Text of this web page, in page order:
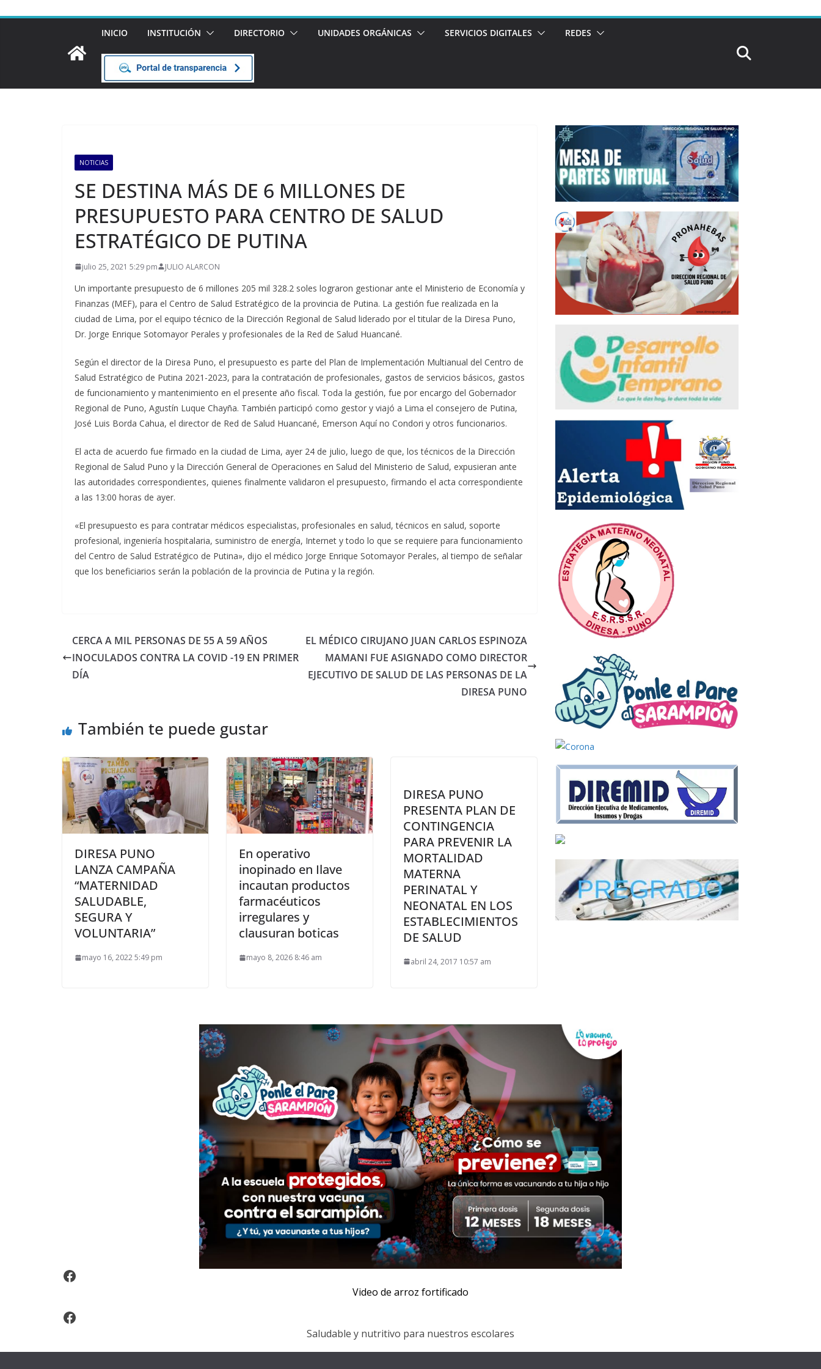
INICIO INSTITUCIÓN DIRECTORIO UNIDADES ORGÁNICAS SERVICIOS DIGITALES REDES
NOTICIAS
SE DESTINA MÁS DE 6 MILLONES DE
PRESUPUESTO PARA CENTRO DE SALUD
ESTRATÉGICO DE PUTINA
julio 25, 2021 5:29 pm JULIO ALARCON
Un importante presupuesto de 6 millones 205 mil 328.2 soles lograron gestionar ante el Ministerio de Economía y
Finanzas (MEF), para el Centro de Salud Estratégico de la provincia de Putina. La gestión fue realizada en la
ciudad de Lima, por el equipo técnico de la Dirección Regional de Salud liderado por el titular de la Diresa Puno,
Dr. Jorge Enrique Sotomayor Perales y profesionales de la Red de Salud Huancané.
Según el director de la Diresa Puno, el presupuesto es parte del Plan de Implementación Multianual del Centro de
Salud Estratégico de Putina 2021-2023, para la contratación de profesionales, gastos de servicios básicos, gastos
de funcionamiento y mantenimiento en el presente año fiscal. Toda la gestión, fue por encargo del Gobernador
Regional de Puno, Agustín Luque Chayña. También participó como gestor y viajó a Lima el consejero de Putina,
José Luis Borda Cahua, el director de Red de Salud Huancané, Emerson Aquí no Condori y otros funcionarios.
El acta de acuerdo fue firmado en la ciudad de Lima, ayer 24 de julio, luego de que, los técnicos de la Dirección
Regional de Salud Puno y la Dirección General de Operaciones en Salud del Ministerio de Salud, expusieran ante
las autoridades correspondientes, quienes finalmente validaron el presupuesto, firmando el acta correspondiente
a las 13:00 horas de ayer.
«El presupuesto es para contratar médicos especialistas, profesionales en salud, técnicos en salud, soporte
profesional, ingeniería hospitalaria, suministro de energía, Internet y todo lo que se requiere para funcionamiento
del Centro de Salud Estratégico de Putina», dijo el médico Jorge Enrique Sotomayor Perales, al tiempo de señalar
que los beneficiarios serán la población de la provincia de Putina y la región.
CERCA A MIL PERSONAS DE 55 A 59 AÑOS
INOCULADOS CONTRA LA COVID -19 EN PRIMER
DÍA
EL MÉDICO CIRUJANO JUAN CARLOS ESPINOZA
MAMANI FUE ASIGNADO COMO DIRECTOR
EJECUTIVO DE SALUD DE LAS PERSONAS DE LA
DIRESA PUNO
También te puede gustar
DIRESA PUNO
LANZA CAMPAÑA
“MATERNIDAD
SALUDABLE,
SEGURA Y
VOLUNTARIA”
mayo 16, 2022 5:49 pm
En operativo
inopinado en Ilave
incautan productos
farmacéuticos
irregulares y
clausuran boticas
mayo 8, 2026 8:46 am
DIRESA PUNO
PRESENTA PLAN DE
CONTINGENCIA
PARA PREVENIR LA
MORTALIDAD
MATERNA
PERINATAL Y
NEONATAL EN LOS
ESTABLECIMIENTOS
DE SALUD
abril 24, 2017 10:57 am
Video Arroz Fortificado
Video de arroz fortificado
Facebook
Saludable y nutritivo para nuestros escolares